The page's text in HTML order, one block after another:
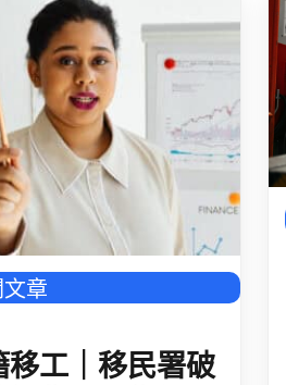
章
移工｜移民署破